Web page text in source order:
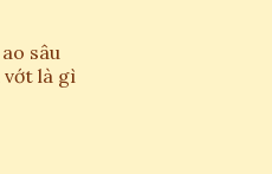
sâu
vớt là gì